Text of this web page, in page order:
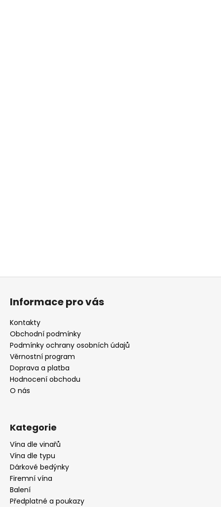
Informace pro vás
Kontakty
Obchodní podmínky
Podmínky ochrany osobních údajů
Věrnostní program
Doprava a platba
Hodnocení obchodu
O nás
Kategorie
Vína dle vinařů
Vína dle typu
Dárkové bedýnky
Firemní vína
Balení
Předplatné a poukazy